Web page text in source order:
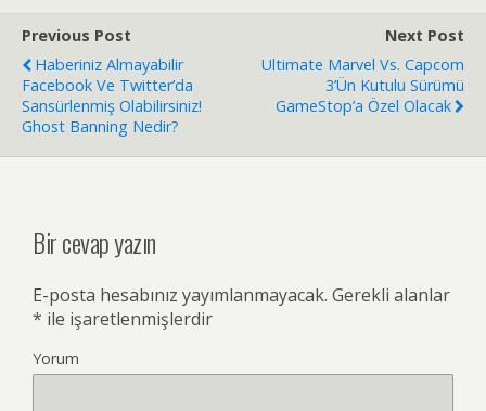
Previous Post
Haberiniz Almayabilir
Facebook Ve Twitter’da
Sansürlenmiş Olabilirsiniz!
Ghost Banning Nedir?
Next Post
Ultimate Marvel Vs. Capcom
3’ün Kutulu Sürümü
GameStop’a Özel Olacak
Bir cevap yazın
E-posta hesabınız yayımlanmayacak. Gerekli alanlar
* ile işaretlenmişlerdir
Yorum